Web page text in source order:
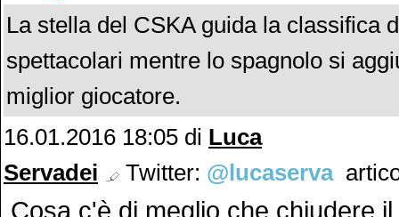
La stella del CSKA guida la classifica
spettacolari mentre lo spagnolo si
miglior giocatore.
16.01.2016 18:05 di Luca
Servadei
Twitter: @lucaserva
Cosa c'è di meglio che chiudere